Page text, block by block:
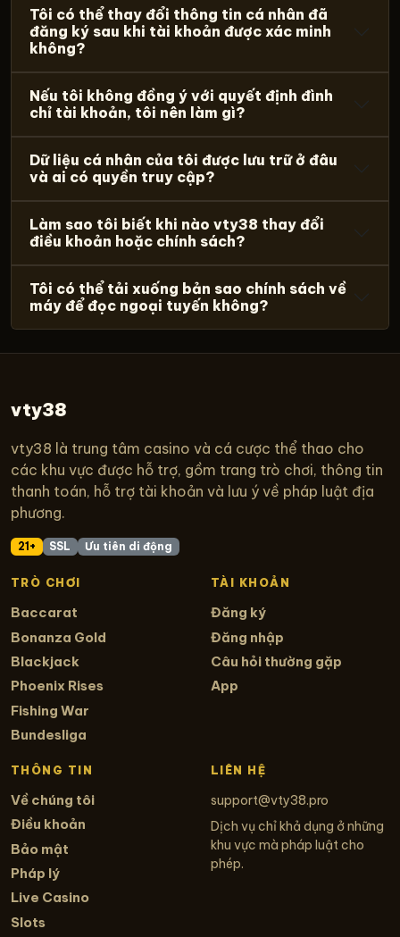
Tôi có thể thay đổi thông tin cá nhân đã
đăng ký sau khi tài khoản được xác minh
không?
Nếu tôi không đồng ý với quyết định đình
chỉ tài khoản, tôi nên làm gì?
Dữ liệu cá nhân của tôi được lưu trữ ở đâu
và ai có quyền truy cập?
Làm sao tôi biết khi nào vty38 thay đổi
điều khoản hoặc chính sách?
Tôi có thể tải xuống bản sao chính sách về
máy để đọc ngoại tuyến không?
vty38
vty38 là trung tâm casino và cá cược thể thao cho
các khu vực được hỗ trợ, gồm trang trò chơi, thông tin
thanh toán, hỗ trợ tài khoản và lưu ý về pháp luật địa
phương.
21+ SSL Ưu tiên di động
TRÒ CHƠI
Baccarat
Bonanza Gold
Blackjack
Phoenix Rises
Fishing War
Bundesliga
TÀI KHOẢN
Đăng ký
Đăng nhập
Câu hỏi thường gặp
App
THÔNG TIN
Về chúng tôi
Điều khoản
Bảo mật
Pháp lý
Live Casino
Slots
LIÊN HỆ
support@vty38.pro
Dịch vụ chỉ khả dụng ở những
khu vực mà pháp luật cho
phép.